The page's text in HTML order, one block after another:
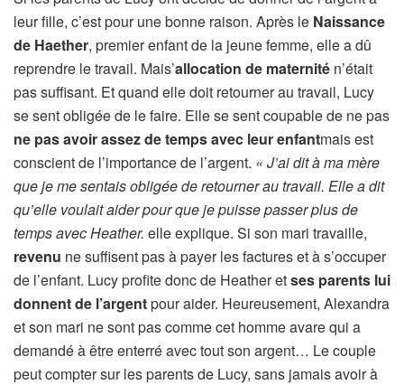
leur fille, c’est pour une bonne raison. Après le Naissance
de Haether, premier enfant de la jeune femme, elle a dû
reprendre le travail. Mais’allocation de maternité n’était
pas suffisant. Et quand elle doit retourner au travail, Lucy
se sent obligée de le faire. Elle se sent coupable de ne pas
ne pas avoir assez de temps avec leur enfantmais est
conscient de l’importance de l’argent. « J’ai dit à ma mère
que je me sentais obligée de retourner au travail. Elle a dit
qu’elle voulait aider pour que je puisse passer plus de
temps avec Heather. elle explique. Si son mari travaille,
revenu ne suffisent pas à payer les factures et à s’occuper
de l’enfant. Lucy profite donc de Heather etses parents lui
donnent de l’argentpour aider. Heureusement, Alexandra
et son mari ne sont pas comme cet homme avare qui a
demandé à être enterré avec tout son argent… Le couple
peut compter sur les parents de Lucy, sans jamais avoir à